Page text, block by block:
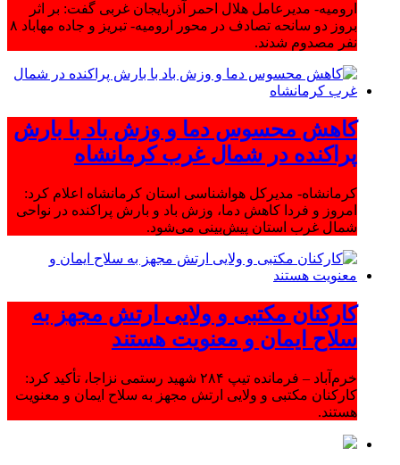
ارومیه- مدیرعامل هلال احمر آذربایجان غربی گفت: بر اثر
بروز دو سانحه تصادف در محور ارومیه- تبریز و جاده مهاباد ۸
نفر مصدوم شدند.
کاهش محسوس دما و وزش باد با بارش
پراکنده در شمال غرب کرمانشاه
کرمانشاه- مدیرکل هواشناسی استان کرمانشاه اعلام کرد:
امروز و فردا کاهش دما، وزش باد و بارش پراکنده در نواحی
شمال غرب استان پیش‌بینی می‌شود.
کارکنان مکتبی و ولایی ارتش مجهز به
سلاح ایمان و معنویت هستند
خرم‌آباد – فرمانده تیپ ۲۸۴ شهید رستمی نزاجا، تأکید کرد:
کارکنان مکتبی و ولایی ارتش مجهز به سلاح ایمان و معنویت
هستند.